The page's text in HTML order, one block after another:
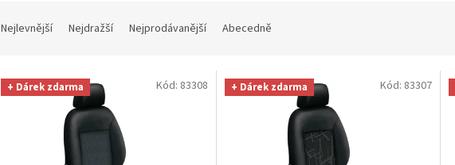
n
Nejlevnější Nejdražší Nejprodávanější Abecedně
V + Dárek zdarma Kód: 83308 + Dárek zdarma Kód: 83307